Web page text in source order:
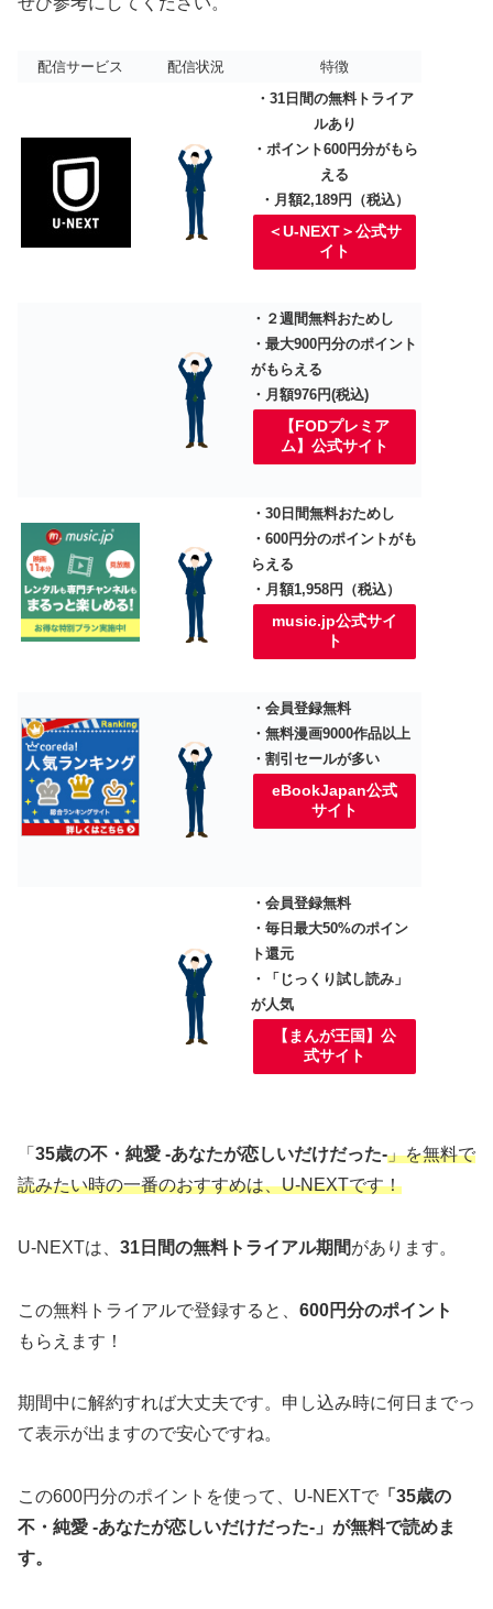
配信サービス 配信状況
特徴
・31日間の無料トライア
ルあり
・ポイント600円分がもら
える
・月額2,189円（税込）
＜U-NEXT＞公式サ
イト
・２週間無料おためし
・最大900円分のポイント
がもらえる
・月額976円(税込)
【FODプレミア
ム】公式サイト
・30日間無料おためし
・600円分のポイントがも
らえる
・月額1,958円（税込）
music.jp公式サイ
ト
・会員登録無料
・無料漫画9000作品以上
・割引セールが多い
eBookJapan公式
サイト
・会員登録無料
・毎日最大50%のポイン
ト還元
・「じっくり試し読み」
が人気
【まんが王国】公
式サイト
「 35歳の不・純愛 -あなたが恋しいだけだった-」を無料で
読みたい時の一番のおすすめは、U-NEXTです！
U-NEXTは、 31日間の無料トライアル期間があります。
この無料トライアルで登録すると、 600円分のポイント
もらえます！
期間中に解約すれば大丈夫です。申し込み時に何日までっ
て表示が出ますので安心ですね。
この600円分のポイントを使って、U-NEXTで 「35歳の
不・純愛 -あなたが恋しいだけだった- 」 が無料で読めま
す。